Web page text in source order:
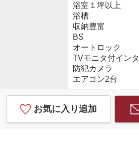
浴室１坪以上
浴槽
収納豊富
BS
オートロック
TVモニタ付イン
防犯カメラ
エアコン2台
お気に入り追加